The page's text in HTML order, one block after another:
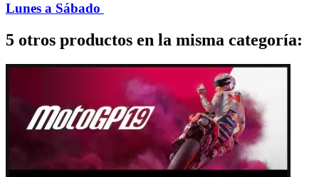
Lunes a Sábado
5 otros productos en la misma categoría: